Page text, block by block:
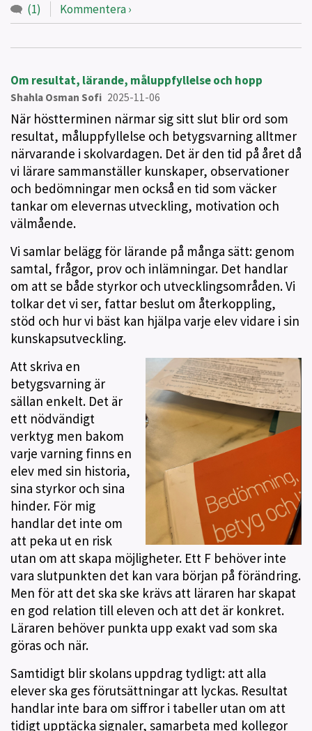
(1) Kommentera
Om resultat, lärande, måluppfyllelse och hopp
Shahla Osman Sofi 2025-11-06
När höstterminen närmar sig sitt slut blir ord som
resultat, måluppfyllelse och betygsvarning alltmer
närvarande i skolvardagen. Det är den tid på året då
vi lärare sammanställer kunskaper, observationer
och bedömningar men också en tid som väcker
tankar om elevernas utveckling, motivation och
välmående.
Vi samlar belägg för lärande på många sätt: genom
samtal, frågor, prov och inlämningar. Det handlar
om att se både styrkor och utvecklingsområden. Vi
tolkar det vi ser, fattar beslut om återkoppling,
stöd och hur vi bäst kan hjälpa varje elev vidare i sin
kunskapsutveckling.
Att skriva en
betygsvarning är
sällan enkelt. Det är
ett nödvändigt
verktyg men bakom
varje varning finns en
elev med sin historia,
sina styrkor och sina
hinder. För mig
handlar det inte om
att peka ut en risk
utan om att skapa möjligheter. Ett F behöver inte
vara slutpunkten det kan vara början på förändring.
Men för att det ska ske krävs att läraren har skapat
en god relation till eleven och att det är konkret.
Läraren behöver punkta upp exakt vad som ska
göras och när.
Samtidigt blir skolans uppdrag tydligt: att alla
elever ska ges förutsättningar att lyckas. Resultat
handlar inte bara om siffror i tabeller utan om att
tidigt upptäcka signaler, samarbeta med kollegor